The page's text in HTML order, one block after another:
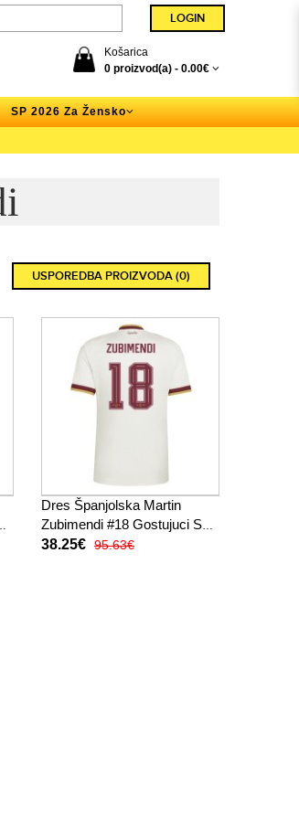
Košarica
0 proizvod(a) - 0.00€
SP 2026 Za Žensko
USPOREDBA PROIZVODA (0)
Dres Španjolska Martin
Zubimendi #18 Gostujuci SP
2026 Kratak Rukav
38.25€ 95.63€